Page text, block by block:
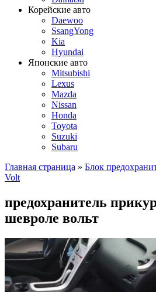
Корейские авто
Daewoo
SsangYong
Kia
Hyundai
Японские авто
Mitsubishi
Lexus
Mazda
Nissan
Honda
Toyota
Suzuki
Subaru
Главная страница » Блок
Volt
предохранитель
шевроле вольт